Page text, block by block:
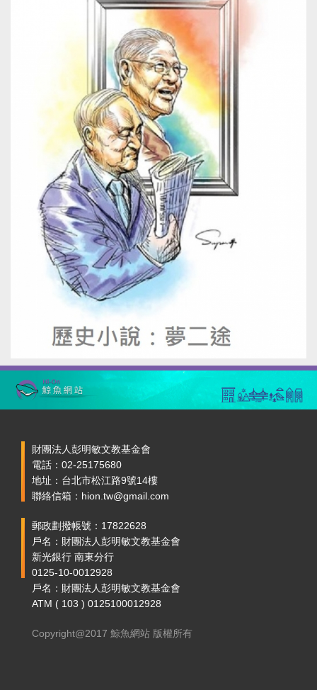
財團法人彭明敏文教基金會
電話：02-25175680
地址：台北市松江路9號14樓
聯絡信箱：hion.tw@gmail.com
郵政劃撥帳號：17822628
戶名：財團法人彭明敏文教基金會
新光銀行 南東分行
0125-10-0012928
戶名：財團法人彭明敏文教基金會
ATM ( 103 ) 0125100012928
Copyright@2017 鯨魚網站 版權所有